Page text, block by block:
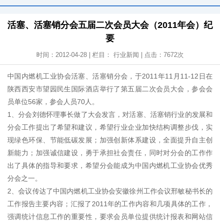
活塞、活塞销分会五届二次会员大会（2011年会）纪
要
时间：2012-04-28 | 栏目： 行业新闻 | 点击： 7672次
中国内燃机工业协会活塞、活塞销分会，于2011年11月11-12日在
陕西西安市望园民生国际酒店举行了第五届二次会员大会，参会会
员单位56家，参会人员70人。
1、分会刘德怀理事长做了大会发言，对活塞、活塞销行业的发展和
分会工作提出了希望和建议，希望行业企业加快结构调整步伐，实
现绿色环保、节能低碳发展；加强创新体系建设，全面提升自主创
新能力；加强诚信建设，勇于承担社会责任，同时对分会的工作作
出了具体的指导和要求，希望分会能成为中国内燃机工业协会优秀
分会之一。
2、会议传达了中国内燃机工业协会安徽徐州工作会议邢敏秘书长的
工作报告主要内容；汇报了2011年的工作内容和几项具体的工作，
强调统计信息工作的重要性，要求会员单位提供统计报表和网站信